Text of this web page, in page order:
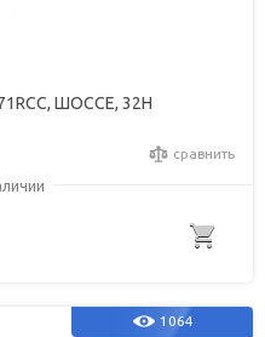
ШОССЕ, 32Н
сравнить
1064